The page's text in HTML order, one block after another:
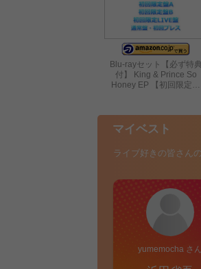
Blu-rayセット【必ず特典
付】 King & Prince So
Honey EP 【初回限定…
マイベスト
ライブ好きの皆さん
yumemocha さん